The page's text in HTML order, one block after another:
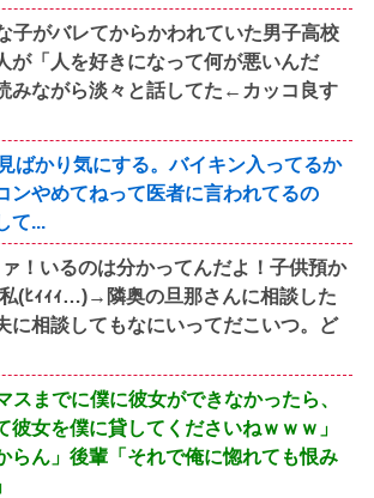
子がバレてからかわれていた男子高校
が「人を好きになって何が悪いんだ
みながら淡々と話してた←カッコ良す
ばかり気にする。バイキン入ってるか
ンやめてねって医者に言われてるの
て...
！いるのは分かってんだよ！子供預か
私(ﾋｨｨｨ…)→隣奥の旦那さんに相談した
に相談してもなにいってだこいつ。ど
スまでに僕に彼女ができなかったら、
彼女を僕に貸してくださいねｗｗｗ」
らん」後輩「それで俺に惚れても恨み